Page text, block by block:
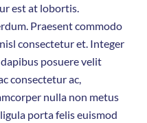
est at lobortis.
Praesent commodo
consectetur et. Integer
posuere velit
consectetur ac,
nulla non metus
porta felis euismod